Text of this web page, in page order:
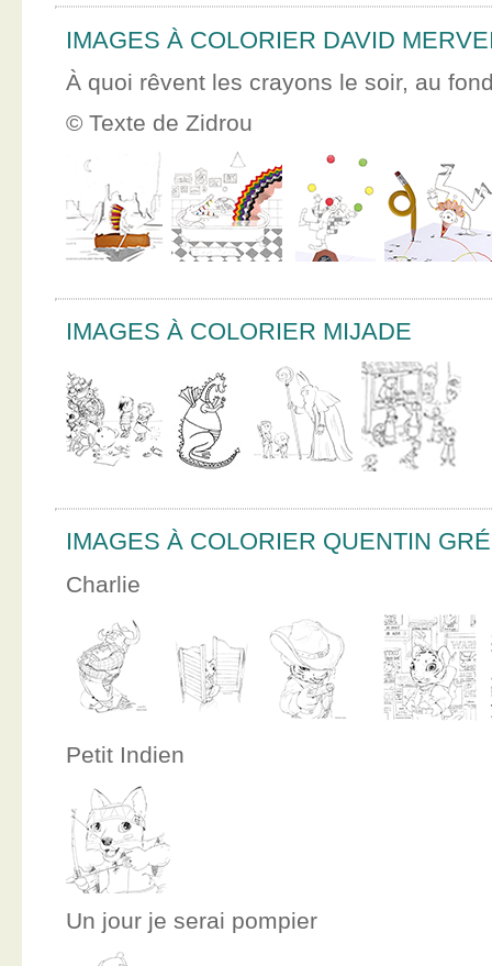
IMAGES À COLORIER DAVID
À quoi rêvent les crayons le soir, au
© Texte de Zidrou
IMAGES À COLORIER MIJADE
IMAGES À COLORIER QUENTIN
Charlie
Petit Indien
Un jour je serai pompier